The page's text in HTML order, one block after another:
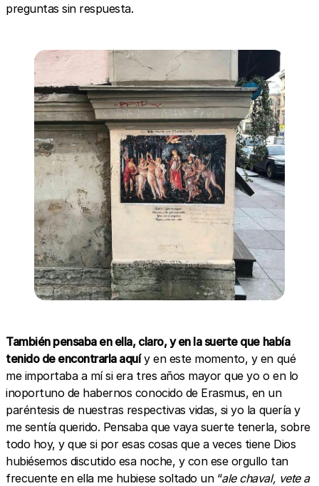
preguntas sin respuesta.
También pensaba en ella, claro, y en la suerte que había
tenido de encontrarla aquíy en este momento, y en qué
me importaba a mí si era tres años mayor que yo o en lo
inoportuno de habernos conocido de Erasmus, en un
paréntesis de nuestras respectivas vidas, si yo la quería y
me sentía querido. Pensaba que vaya suerte tenerla, sobre
todo hoy, y que si por esas cosas que a veces tiene Dios
hubiésemos discutido esa noche, y con ese orgullo tan
frecuente en ella me hubiese soltado un “ale chaval, vete a